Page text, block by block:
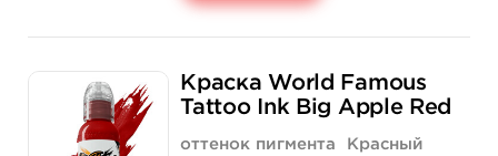
Количество
850 руб.
купить
1 400 руб.
купить
Краска World Famous
Tattoo Ink Big Apple Red
оттенок пигмента
Красный